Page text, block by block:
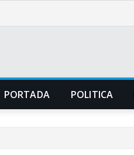
PORTADA POLITICA